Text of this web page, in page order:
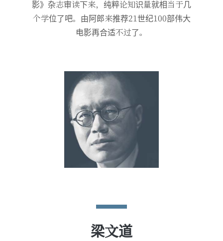
影》杂志审读下来，纯粹论知识量就相当于几
个学位了吧。由阿郎来推荐21世纪100部伟大
电影再合适不过了。
梁文道